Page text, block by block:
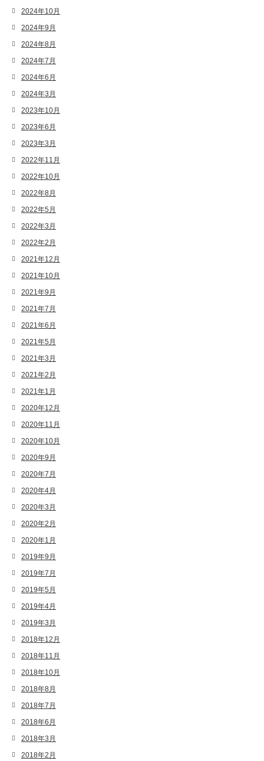
2024年10月
2024年9月
2024年8月
2024年7月
2024年6月
2024年3月
2023年10月
2023年6月
2023年3月
2022年11月
2022年10月
2022年8月
2022年5月
2022年3月
2022年2月
2021年12月
2021年10月
2021年9月
2021年7月
2021年6月
2021年5月
2021年3月
2021年2月
2021年1月
2020年12月
2020年11月
2020年10月
2020年9月
2020年7月
2020年4月
2020年3月
2020年2月
2020年1月
2019年9月
2019年7月
2019年5月
2019年4月
2019年3月
2018年12月
2018年11月
2018年10月
2018年8月
2018年7月
2018年6月
2018年3月
2018年2月